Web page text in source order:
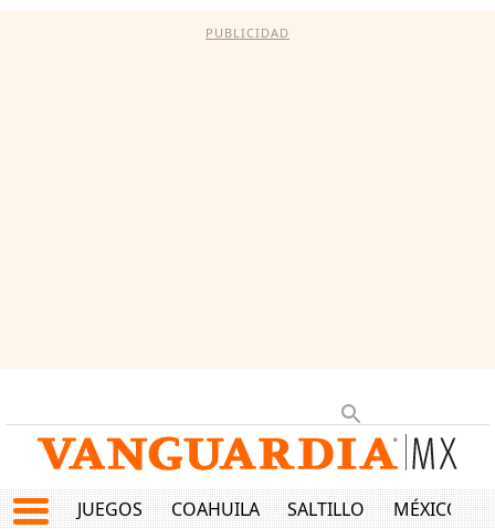
PUBLICIDAD
JUEGOS COAHUILA SALTILLO MÉXICO